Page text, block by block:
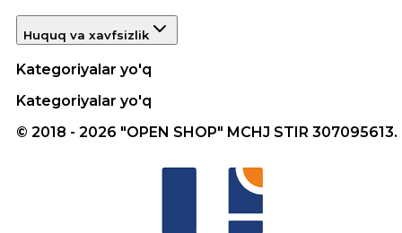
Huquq va xavfsizlik
Kategoriyalar yo'q
Kategoriyalar yo'q
© 2018 - 2026 "OPEN SHOP" MCHJ STIR 307095613.